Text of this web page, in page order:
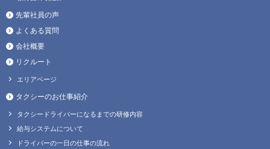
先輩社員の声
よくある質問
会社概要
リクルート
エリアページ
タクシーのお仕事紹介
タクシードライバーになるまでの研修内容
給与システムについて
ドライバーの一日の仕事の流れ